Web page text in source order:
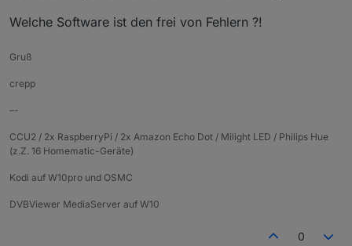
Welche Software ist den frei von Fehlern ?!
Gruß
crepp
–-
CCU2 / 2x RaspberryPi / 2x Amazon Echo Dot / Milight LED / Philips Hue
(z.Z. 16 Homematic-Geräte)
Kodi auf W10pro und OSMC
DVBViewer MediaServer auf W10
0